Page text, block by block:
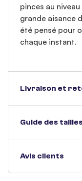
pinces au
grande aisance
été pensé pour
chaque instant.
Livraison et
Guide des tailles
Avis clients